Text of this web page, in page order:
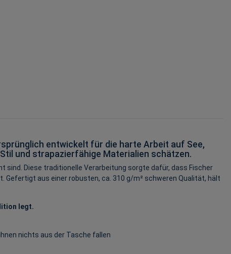
entwickelt für die harte Arbeit auf See,
und strapazierfähige Materialien schätzen.
sind. Diese traditionelle Verarbeitung sorgte dafür, dass Fischer
Gefertigt aus einer robusten, ca. 310 g/m² schweren Qualität, hält
legt.
nichts aus der Tasche fallen